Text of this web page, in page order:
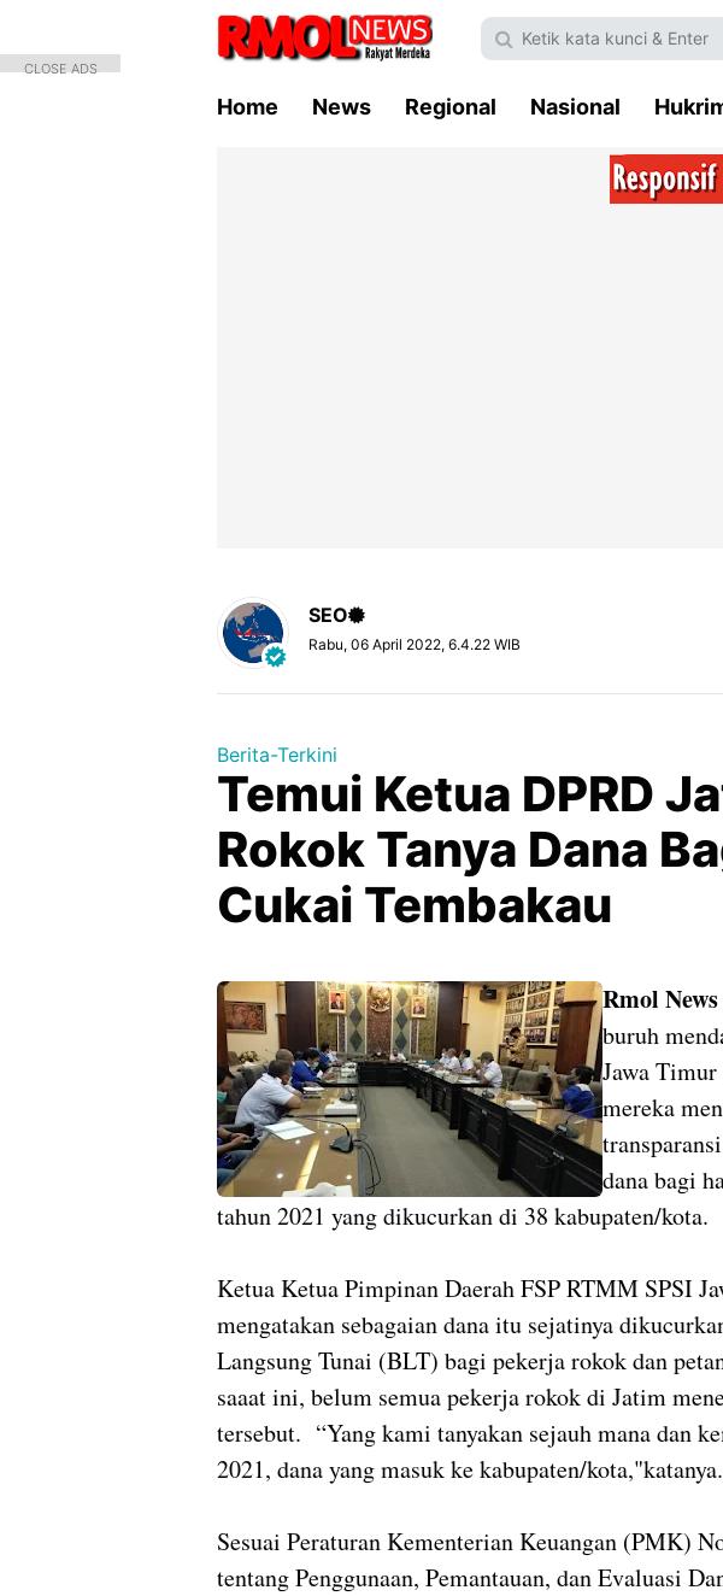
Home News Regional Nasional
SEO
Rabu, 06 April 2022, 6.4.22 WIB
Berita-Terkini
Temui Ketua DPRD
Rokok Tanya Dana
Cukai Tembakau
Rmol News
buruh
Jawa
mereka
dana bagi
tahun 2021 yang dikucurkan di 38 kabupaten/kota.
Ketua Ketua Pimpinan Daerah FSP RTMM SPSI
mengatakan sebagaian dana itu sejatinya
Langsung Tunai (BLT) bagi pekerja rokok dan
saaat ini, belum semua pekerja rokok di Jatim
tersebut. “Yang kami tanyakan sejauh mana dan
2021, dana yang masuk ke kabupaten/kota,"katanya.
Sesuai Peraturan Kementerian Keuangan (PMK)
tentang Penggunaan, Pemantauan, dan Evaluasi
CLOSE ADS